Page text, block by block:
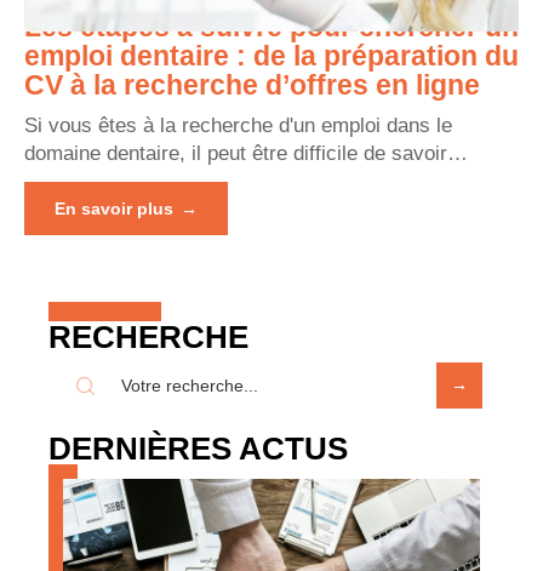
Les étapes à suivre pour chercher un
emploi dentaire : de la préparation du
CV à la recherche d’offres en ligne
Si vous êtes à la recherche d'un emploi dans le
domaine dentaire, il peut être difficile de savoir…
En savoir plus
RECHERCHE
DERNIÈRES ACTUS